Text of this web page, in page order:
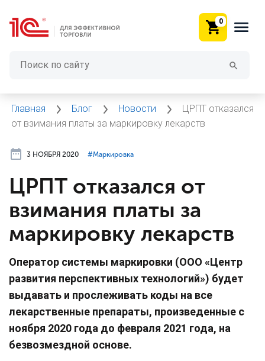
0
Главная Блог Новости
ЦРПТ отказался
от взимания платы за маркировку лекарств
3 НОЯБРЯ 2020 #⁣Маркировка
ЦРПТ отказался от
взимания платы за
маркировку лекарств
Оператор системы маркировки (ООО «Центр
развития перспективных технологий») будет
выдавать и прослеживать коды на все
лекарственные препараты, произведенные с
ноября 2020 года до февраля 2021 года, на
безвозмездной основе.